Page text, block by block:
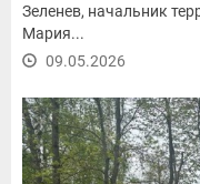
Зеленев, начальник
Мария...
09.05.2026